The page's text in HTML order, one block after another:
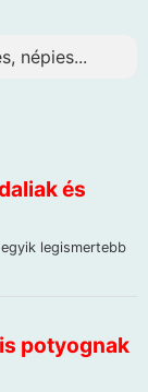
népies...